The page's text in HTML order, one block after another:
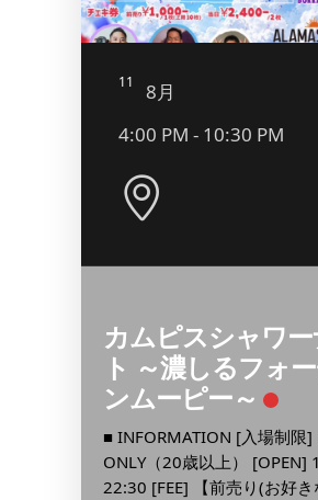
11
8月
4:00 PM - 10:30 PM
カムピスシャワー
ト ～濃しるフォ
ンムーピー～
■ INFORMATION [入場制限]
ONLY（20歳以上） [OPEN]
22:30 [FEE] 【前売り(お好き